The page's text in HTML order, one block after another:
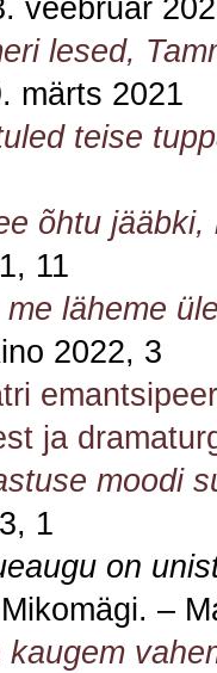
veebruar
lesed,
märts 2021
teise
õhtu
11
me läheme
2022, 3
ja
moodi
1
on
–
kaugem